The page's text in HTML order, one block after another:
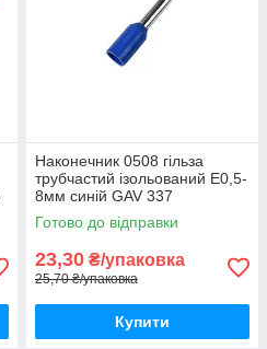
Наконечник 0508 гільза
трубчастий ізольований Е0,5-
8мм синій GAV 337
Готово до відправки
23,30 ₴/упаковка
25,70 ₴/упаковка
Купити